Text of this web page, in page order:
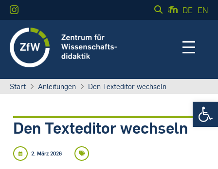
DE EN
Start Anleitungen Den Texteditor wechseln
Den Texteditor wechseln
2. März 2026